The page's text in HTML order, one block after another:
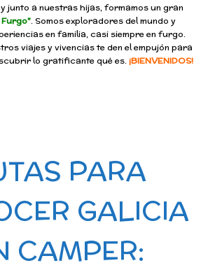
y junto a nuestras hijas, formamos un gran
Furgo". Somos exploradores del mundo y
en familia, casi siempre en furgo.
viajes y vivencias te den el empujón para
lo gratificante qué es.¡BIENVENIDOS!
PARA
GALICIA
CAMPER: